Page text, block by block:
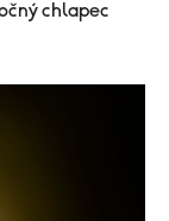
chlapec